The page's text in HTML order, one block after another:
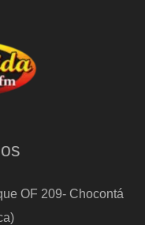
OF 209- Chocontá